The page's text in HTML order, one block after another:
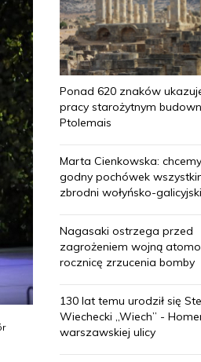
Ponad 620 znaków
pracy starożytnym
Ptolemais
Marta Cienkowska:
godny pochówek
zbrodni wołyńsko-
Nagasaki ostrzega przed
zagrożeniem wojną
rocznicę zrzucenia bomby
130 lat temu urodził się
Wiechecki „Wiech” -
warszawskiej ulicy